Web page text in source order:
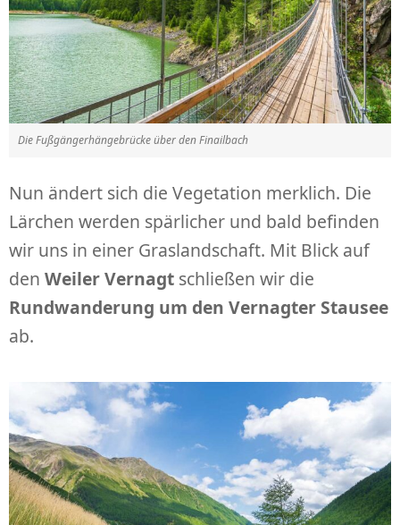
Die Fußgängerhängebrücke über den Finailbach
Nun ändert sich die Vegetation merklich. Die
Lärchen werden spärlicher und bald befinden
wir uns in einer Graslandschaft. Mit Blick auf
den Weiler Vernagt schließen wir die
Rundwanderung um den Vernagter Stausee
ab.